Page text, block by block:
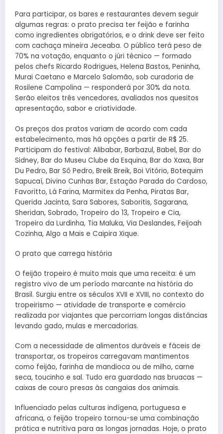
Para participar, os bares e restaurantes devem seguir
algumas regras: o prato precisa ter feijão e farinha
como ingredientes obrigatórios, e o drink deve ser feito
com cachaça mineira Jeceaba. O público terá peso de
70% na votação, enquanto o júri técnico — formado
pelos chefs Ricardo Rodrigues, Helena Bastos, Peninha,
Murai Caetano e Marcelo Salomão, sob curadoria de
Rosilene Campolina — responderá por 30% da nota.
Serão eleitos três vencedores, avaliados nos quesitos
apresentação, sabor e criatividade.
Os preços dos pratos variam de acordo com cada
estabelecimento, mas há opções a partir de R$ 25.
Participam do festival: Alibabar, Barbazul, Babel, Bar do
Sidney, Bar do Museu Clube da Esquina, Bar do Xaxa, Bar
Du Pedro, Bar Sô Pedro, Breik Breik, Boi Vitório, Botequim
Sapucaí, Divino Cunhas Bar, Estação Parada do Cardoso,
Favoritto, Lá Farina, Marmitex da Penha, Piratas Bar,
Querida Jacinta, Sara Sabores, Saboritis, Sagarana,
Sheridan, Sobrado, Tropeiro do 13, Tropeiro e Cia,
Tropeiro da Lurdinha, Tia Maluka, Via Deslandes, Feijoah
Cozinha, Algo a Mais e Caipira Xique.
O prato que carrega história
O feijão tropeiro é muito mais que uma receita: é um
registro vivo de um período marcante na história do
Brasil. Surgiu entre os séculos XVII e XVIII, no contexto do
tropeirismo — atividade de transporte e comércio
realizada por viajantes que percorriam longas distâncias
levando gado, mulas e mercadorias.
Com a necessidade de alimentos duráveis e fáceis de
transportar, os tropeiros carregavam mantimentos
como feijão, farinha de mandioca ou de milho, carne
seca, toucinho e sal. Tudo era guardado nas bruacas —
caixas de couro presas às cangaias dos animais.
Influenciado pelas culturas indígena, portuguesa e
africana, o feijão tropeiro tornou-se uma combinação
prática e nutritiva para as longas jornadas. Hoje, o prato